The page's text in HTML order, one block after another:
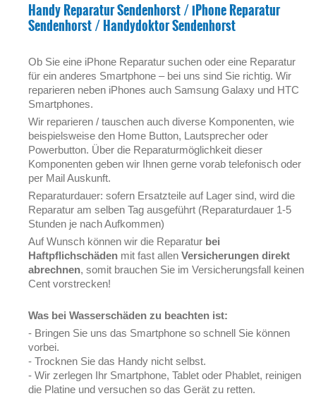
Handy Reparatur Sendenhorst / iPhone Reparatur
Sendenhorst / Handydoktor Sendenhorst
Ob Sie eine iPhone Reparatur suchen oder eine Reparatur
für ein anderes Smartphone – bei uns sind Sie richtig. Wir
reparieren neben iPhones auch Samsung Galaxy und HTC
Smartphones.
Wir reparieren / tauschen auch diverse Komponenten, wie
beispielsweise den Home Button, Lautsprecher oder
Powerbutton. Über die Reparaturmöglichkeit dieser
Komponenten geben wir Ihnen gerne vorab telefonisch oder
per Mail Auskunft.
Reparaturdauer: sofern Ersatzteile auf Lager sind, wird die
Reparatur am selben Tag ausgeführt (Reparaturdauer 1-5
Stunden je nach Aufkommen)
Auf Wunsch können wir die Reparatur bei
Haftpflichschäden mit fast allen Versicherungen direkt
abrechnen, somit brauchen Sie im Versicherungsfall keinen
Cent vorstrecken!
Was bei Wasserschäden zu beachten ist:
- Bringen Sie uns das Smartphone so schnell Sie können
vorbei.
- Trocknen Sie das Handy nicht selbst.
- Wir zerlegen Ihr Smartphone, Tablet oder Phablet, reinigen
die Platine und versuchen so das Gerät zu retten.